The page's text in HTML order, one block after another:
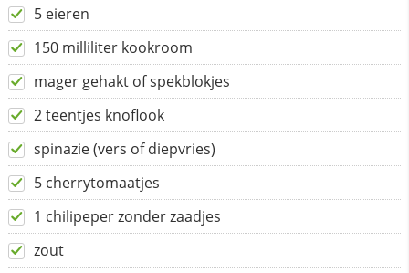
5 eieren
150 milliliter kookroom
mager gehakt of spekblokjes
2 teentjes knoflook
spinazie (vers of diepvries)
5 cherrytomaatjes
1 chilipeper zonder zaadjes
zout